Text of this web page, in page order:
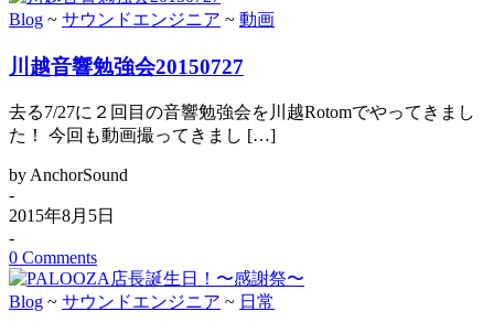
Blog ~ サウンドエンジニア ~ 動画
川越音響勉強会20150727
去る7/27に２回目の音響勉強会を川越Rotomでやってきまし
た！ 今回も動画撮ってきまし […]
by AnchorSound
-
2015年8月5日
-
0 Comments
Blog ~ サウンドエンジニア ~ 日常